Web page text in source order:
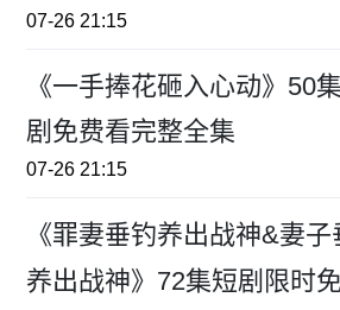
07-26 21:15
《一手捧花砸入心动》50
剧免费看完整全集
07-26 21:15
《罪妻垂钓养出战神&妻子
养出战神》72集短剧限时